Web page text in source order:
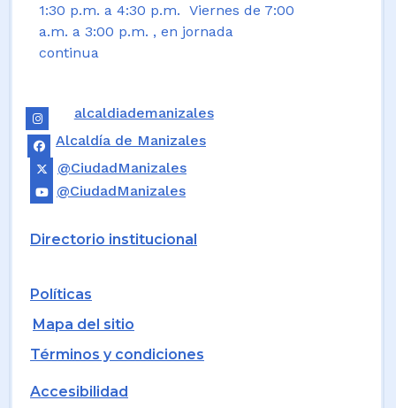
1:30 p.m. a 4:30 p.m. Viernes de 7:00
a.m. a 3:00 p.m. , en jornada
continua
alcaldiademanizales
Alcaldía de Manizales
@CiudadManizales
@CiudadManizales
Directorio institucional
Políticas
Mapa del sitio
Términos y condiciones
Accesibilidad